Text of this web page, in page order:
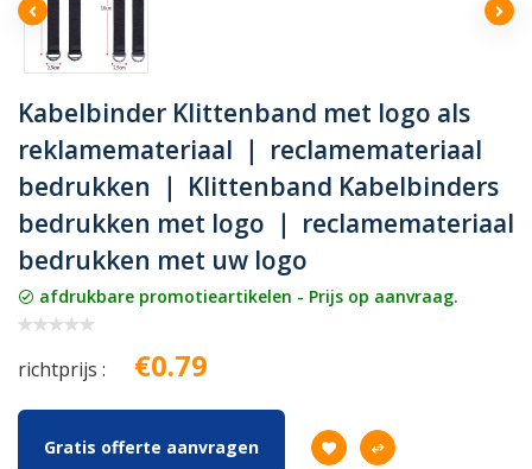
Kabelbinder Klittenband met logo als
reklamemateriaal ｜ reclamemateriaal
bedrukken ｜ Klittenband Kabelbinders
bedrukken met logo ｜ reclamemateriaal
bedrukken met uw logo
afdrukbare promotieartikelen - Prijs op aanvraag.
richtprijs : €0.79
Gratis offerte aanvragen